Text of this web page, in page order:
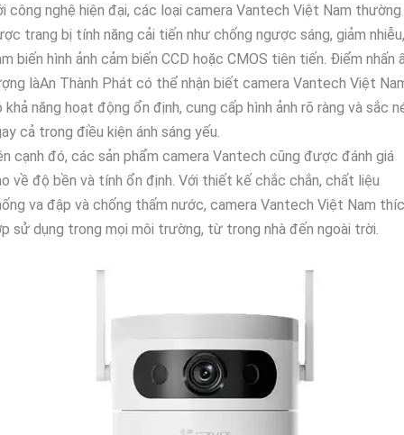
công nghệ hiện đại, các loại camera Vantech Việt Nam thường
trang bị tính năng cải tiến như chống ngược sáng, giảm nhiễu,
biến hình ảnh cảm biến CCD hoặc CMOS tiên tiến. Điểm nhấn
làAn Thành Phát có thể nhận biết camera Vantech Việt
khả năng hoạt động ổn định, cung cấp hình ảnh rõ ràng và sắc
cả trong điều kiện ánh sáng yếu.
cạnh đó, các sản phẩm camera Vantech cũng được đánh giá
về độ bền và tính ổn định. Với thiết kế chắc chắn, chất liệu
va đập và chống thấm nước, camera Vantech Việt Nam
sử dụng trong mọi môi trường, từ trong nhà đến ngoài trời.